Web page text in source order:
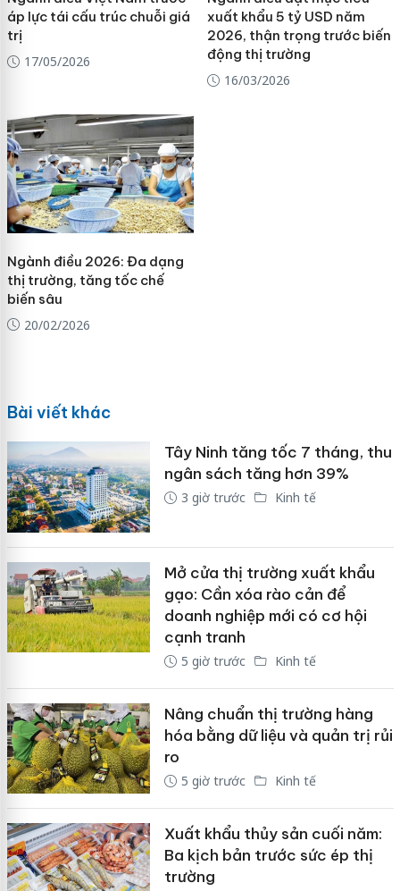
áp lực tái cấu trúc chuỗi giá
trị
17/05/2026
xuất khẩu 5 tỷ USD năm
2026, thận trọng trước biến
động thị trường
16/03/2026
Ngành điều 2026: Đa dạng
thị trường, tăng tốc chế
biến sâu
20/02/2026
Bài viết khác
Tây Ninh tăng tốc 7 tháng, thu
ngân sách tăng hơn 39%
3 giờ trước Kinh tế
Mở cửa thị trường xuất khẩu
gạo: Cần xóa rào cản để
doanh nghiệp mới có cơ hội
cạnh tranh
5 giờ trước Kinh tế
Nâng chuẩn thị trường hàng
hóa bằng dữ liệu và quản trị rủi
ro
5 giờ trước Kinh tế
Xuất khẩu thủy sản cuối năm:
Ba kịch bản trước sức ép thị
trường